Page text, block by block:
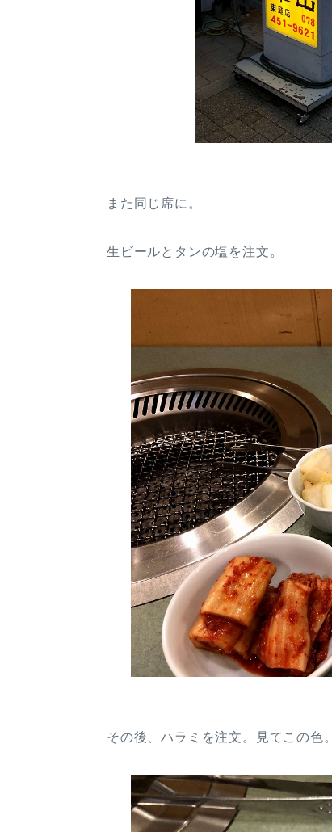
また同じ席に。
生ビールとタンの塩を注文。
その後、ハラミを注文。見てこの色。